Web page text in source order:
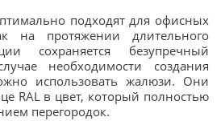
подходят для офисных
на протяжении длительного
сохраняется безупречный
необходимости создания
использовать жалюзи. Они
RAL в цвет, который полностью
перегородок.